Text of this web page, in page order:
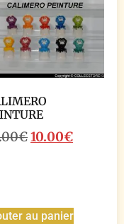
€10.00€
au panier